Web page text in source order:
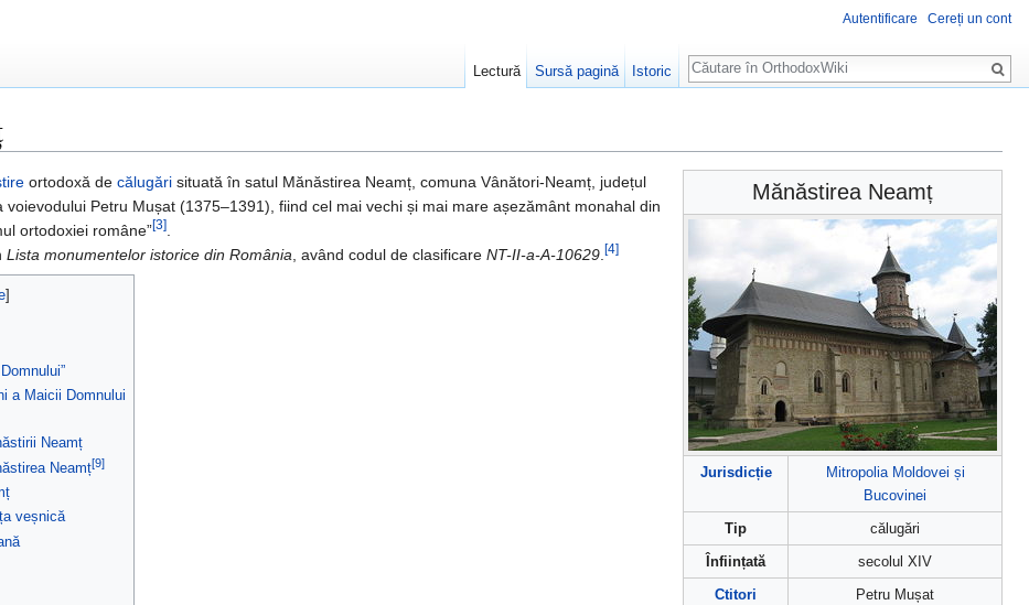
Mănăstirea Neamț
Jurisdicție
Mitropolia Moldovei și
Bucovinei
Tip
călugări
Înființată
secolul XIV
Ctitori
Petru Mușat
ortodoxă de călugări situată în satul Mănăstirea Neamț, comuna Vânători-Neamț, județul
voievodului Petru Mușat (1375–1391), fiind cel mai vechi și mai mare așezământ monahal din
ortodoxiei române”[3].
Lista monumentelor istorice din România, având codul de clasificare NT-II-a-A-10629.[4]
a Maicii Domnului
Neamț
Neamț[9]
veșnică
Autentificare Cereți un cont
Lectură Sursă pagină Istoric
Căutare